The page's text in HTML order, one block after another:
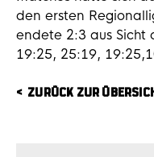
den ersten
endete 2:3 aus Sicht
19:25, 25:19,
ZURÜCK ZUR